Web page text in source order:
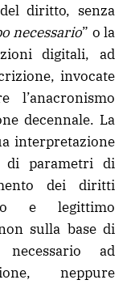
diritto, senza
necessario” o la
digitali, ad
invocate
l’anacronismo
decennale. La
interpretazione
di parametri di
dei diritti
e legittimo
sulla base di
ad
neppure